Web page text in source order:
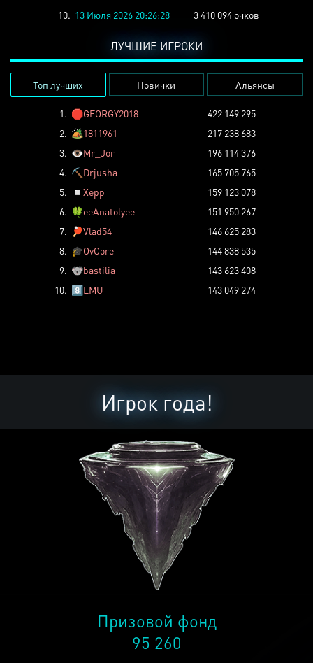
10. 13 Июля 2026 20:26:28 3 410 094 очков
ЛУЧШИЕ ИГРОКИ
Топ лучших Новички Альянсы
1. 🛑GEORGY2018
422 149 295
2. 🏕️1811961
217 238 683
3. 👁️Mr_Jor
196 114 376
4. ⛏️ Drjusha
165 705 765
5.
◽ Xepp
159 123 078
6. 🍀eeAnatolyee
151 950 267
7.
🏓Vlad54
146 625 283
8. 🎓OvCore
144 838 535
9. 🐨bastilia
143 623 408
10. 8️⃣LMU 143 049 274
Игрок года!
Призовой фонд
95 260